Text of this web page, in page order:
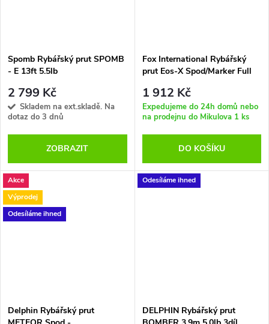
Spomb Rybářský prut SPOMB
- E 13ft 5.5lb
2 799 Kč
Skladem na ext.skladě. Na
dotaz do 3 dnů
ZOBRAZIT
Fox International Rybářský
prut Eos-X Spod/Marker Full
1 912 Kč
Expedujeme do 24h domů nebo
na prodejnu do Mikulova 1 ks
DO KOŠÍKU
Akce
Výprodej
Odesíláme ihned
Delphin Rybářský prut
Odesíláme ihned
DELPHIN Rybářský prut